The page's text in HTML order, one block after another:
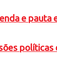
e pauta
políticas